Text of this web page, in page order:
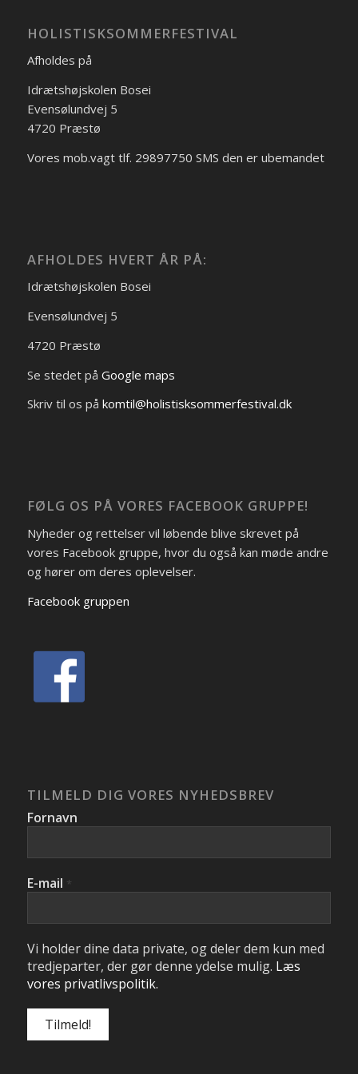
HOLISTISKSOMMERFESTIVAL
Afholdes på
Idrætshøjskolen Bosei
Evensølundvej 5
4720 Præstø
Vores mob.vagt tlf. 29897750 SMS den er ubemandet
AFHOLDES HVERT ÅR PÅ:
Idrætshøjskolen Bosei
Evensølundvej 5
4720 Præstø
Se stedet på Google maps
Skriv til os på komtil@holistisksommerfestival.dk
FØLG OS PÅ VORES FACEBOOK GRUPPE!
Nyheder og rettelser vil løbende blive skrevet på
vores Facebook gruppe, hvor du også kan møde andre
og hører om deres oplevelser.
Facebook gruppen
TILMELD DIG VORES NYHEDSBREV
Fornavn
E-mail *
Vi holder dine data private, og deler dem kun med
tredjeparter, der gør denne ydelse mulig. Læs
vores privatlivspolitik.